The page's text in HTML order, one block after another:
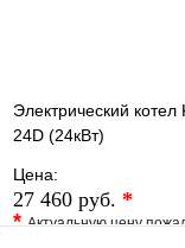
Электрический
24D (24кВт)
Цена:
27 460 руб. *
*Актуальную цену